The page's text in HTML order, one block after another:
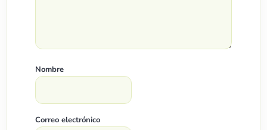
Nombre
Correo electrónico